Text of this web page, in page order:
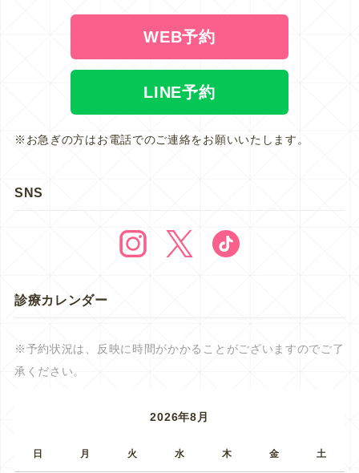
WEB予約
LINE予約
※お急ぎの方はお電話でのご連絡をお願いいたします。
SNS
診療カレンダー
※予約状況は、反映に時間がかかることがございますのでご了
承ください。
2026年8月
日 月 火 水 木 金 土